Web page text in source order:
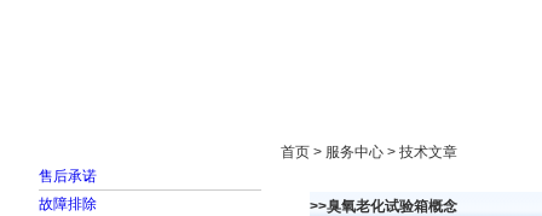
售后承诺
故障排除
首页 > 服务中心 > 技术文章
>>臭氧老化试验箱概念